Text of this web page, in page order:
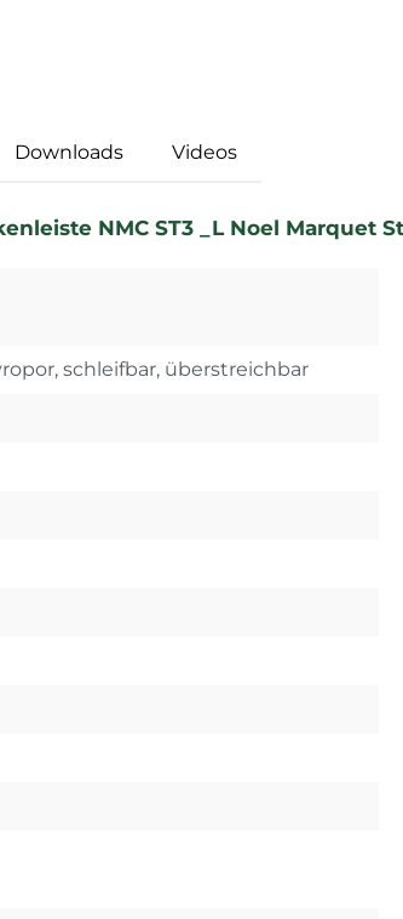
Downloads Videos
NMC ST3 _L Noel Marquet
schleifbar, überstreichbar